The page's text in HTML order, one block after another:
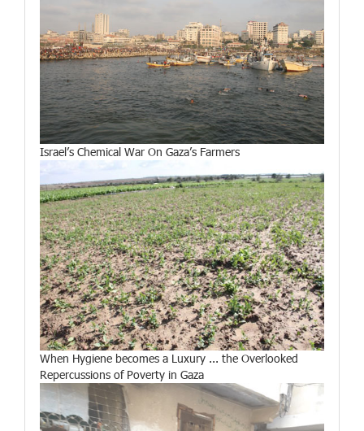
Israel’s Chemical War On Gaza’s Farmers
When Hygiene becomes a Luxury ... the Overlooked
Repercussions of Poverty in Gaza